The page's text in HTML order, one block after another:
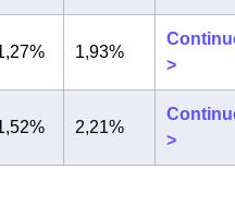
1,93%
>
2,21%
>